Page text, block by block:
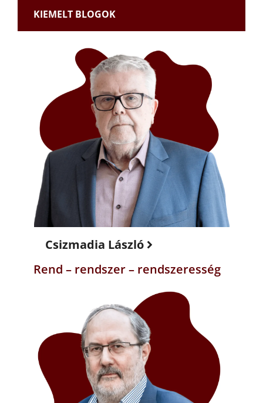
KIEMELT BLOGOK
Csizmadia László
Rend – rendszer – rendszeresség